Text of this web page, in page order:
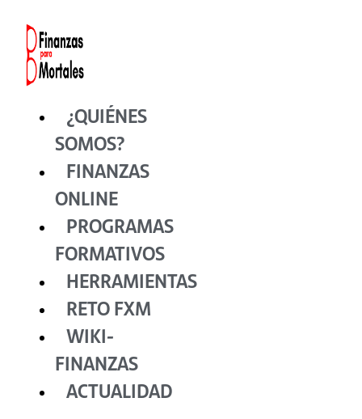
contenido
¿QUIÉNES
SOMOS?
FINANZAS
ONLINE
PROGRAMAS
FORMATIVOS
HERRAMIENTAS
RETO FXM
WIKI-
FINANZAS
ACTUALIDAD